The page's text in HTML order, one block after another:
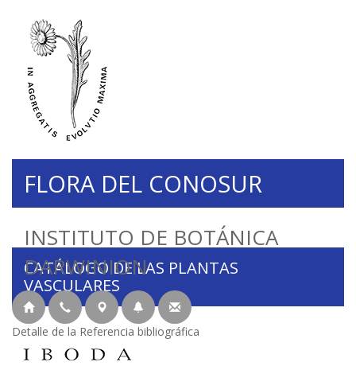
INSTITUTO DE BOTÁNICA
DARWINION
FLORA DEL CONOSUR
CATÁLOGO DE LAS PLANTAS
VASCULARES
Detalle de la Referencia bibliográfica